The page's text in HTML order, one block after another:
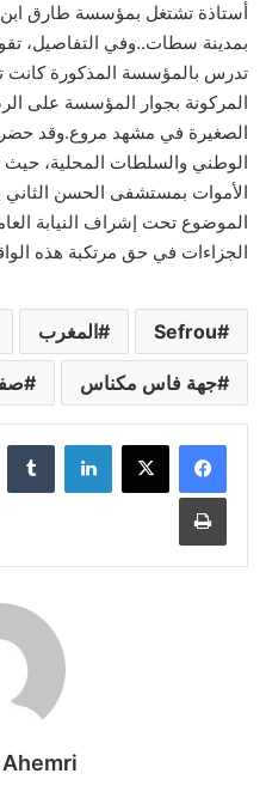
أستاذة تشتغل بمؤسسة طارق
بمدينة سطات..وفي التفاصيل،
تدرس بالمؤسسة المذكورة كانت
المركونة بجوار المؤسسة على
الصغيرة في مشهد مروع.وقد
الوطني والسلطات المحلية،
الأموات بمستشفى الحسن
الموضوع تحت إشراف النيابة
الجزاءات في حق مرتكبة هذه
Sefrou المغرب
جهة فاس مكناس
لينكدإن
طباعة